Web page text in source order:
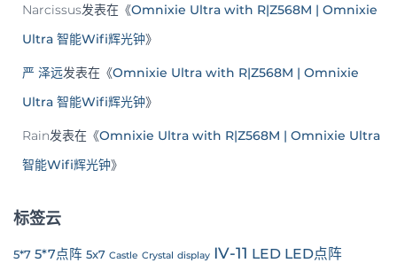
Narcissus发表在《Omnixie Ultra with R|Z568M | Omnixie
Ultra 智能Wifi辉光钟》
严 泽远发表在《Omnixie Ultra with R|Z568M | Omnixie
Ultra 智能Wifi辉光钟》
Rain发表在《Omnixie Ultra with R|Z568M | Omnixie Ultra
智能Wifi辉光钟》
标签云
5*7 5*7点阵 5x7 Castle Crystal display IV-11 LED LED点阵